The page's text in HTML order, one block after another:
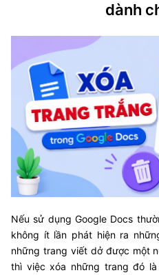
dành
Nếu sử dụng Google Docs
không ít lần phát hiện ra
những trang viết dở được một
thì việc xóa những trang đó